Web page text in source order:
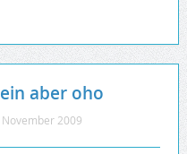
aber oho
November 2009